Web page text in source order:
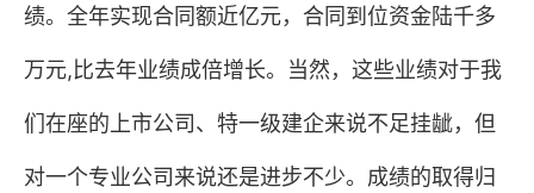
绩。全年实现合同额近亿元，合同到位资金陆千多
万元,比去年业绩成倍增长。当然，这些业绩对于我
们在座的上市公司、特一级建企来说不足挂龇，但
对一个专业公司来说还是进步不少。成绩的取得归